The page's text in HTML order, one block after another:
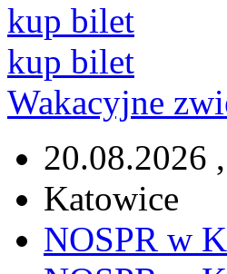
kup bilet
kup bilet
Wakacyjne
20.08.2026
Katowice
NOSPR w